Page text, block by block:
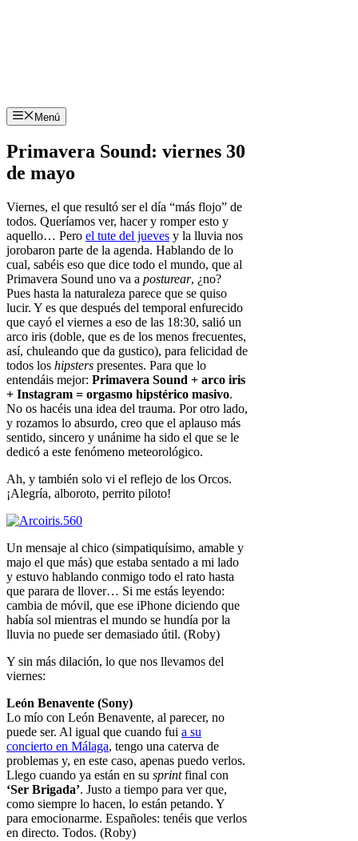
Menú
Primavera Sound: viernes 30
de mayo
Viernes, el que resultó ser el día “más flojo” de
todos. Queríamos ver, hacer y romper esto y
aquello… Pero el tute del jueves y la lluvia nos
jorobaron parte de la agenda. Hablando de lo
cual, sabéis eso que dice todo el mundo, que al
Primavera Sound uno va a posturear, ¿no?
Pues hasta la naturaleza parece que se quiso
lucir. Y es que después del temporal enfurecido
que cayó el viernes a eso de las 18:30, salió un
arco iris (doble, que es de los menos frecuentes,
así, chuleando que da gustico), para felicidad de
todos los hipsters presentes. Para que lo
entendáis mejor: Primavera Sound + arco iris
+ Instagram = orgasmo hipstérico masivo.
No os hacéis una idea del trauma. Por otro lado,
y rozamos lo absurdo, creo que el aplauso más
sentido, sincero y unánime ha sido el que se le
dedicó a este fenómeno meteorológico.
Ah, y también solo vi el reflejo de los Orcos.
¡Alegría, alboroto, perrito piloto!
Un mensaje al chico (simpatiquísimo, amable y
majo el que más) que estaba sentado a mi lado
y estuvo hablando conmigo todo el rato hasta
que parara de llover… Si me estás leyendo:
cambia de móvil, que ese iPhone diciendo que
había sol mientras el mundo se hundía por la
lluvia no puede ser demasiado útil. (Roby)
Y sin más dilación, lo que nos llevamos del
viernes:
León Benavente (Sony)
Lo mío con León Benavente, al parecer, no
puede ser. Al igual que cuando fui a su
concierto en Málaga, tengo una caterva de
problemas y, en este caso, apenas puedo verlos.
Llego cuando ya están en su sprintfinal con
‘Ser Brigada’. Justo a tiempo para ver que,
como siempre lo hacen, lo están petando. Y
para emocionarme. Españoles: tenéis que verlos
en directo. Todos. (Roby)